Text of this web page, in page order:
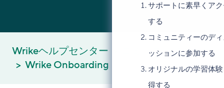
サポートに素早くア
する
コミュニティーのデ
ッションに参加する
オリジナルの学習体
得する
Wrikeヘルプセンター
コミュニティ
Wrike Onboarding